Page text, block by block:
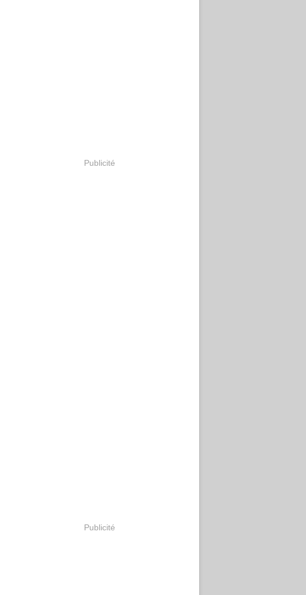
Publicité
Publicité